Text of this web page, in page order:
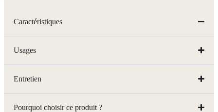
Caractéristiques
Usages
Entretien
Pourquoi choisir ce produit ?